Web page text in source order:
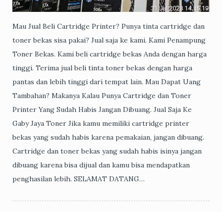
Mau Jual Beli Cartridge Printer? Punya tinta cartridge dan
toner bekas sisa pakai? Jual saja ke kami. Kami Penampung
Toner Bekas. Kami beli cartridge bekas Anda dengan harga
tinggi. Terima jual beli tinta toner bekas dengan harga
pantas dan lebih tinggi dari tempat lain. Mau Dapat Uang
Tambahan? Makanya Kalau Punya Cartridge dan Toner
Printer Yang Sudah Habis Jangan Dibuang. Jual Saja Ke
Gaby Jaya Toner Jika kamu memiliki cartridge printer
bekas yang sudah habis karena pemakaian, jangan dibuang.
Cartridge dan toner bekas yang sudah habis isinya jangan
dibuang karena bisa dijual dan kamu bisa mendapatkan
penghasilan lebih. SELAMAT DATANG…